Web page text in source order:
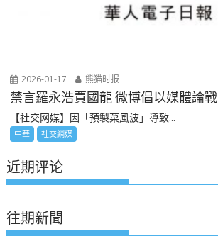
2026-01-17 熊猫时报
禁言羅永浩賈國龍 微博倡以媒體論戰
【社交网媒】因「預製菜風波」導致...
中華 社交網媒
近期评论
往期新聞